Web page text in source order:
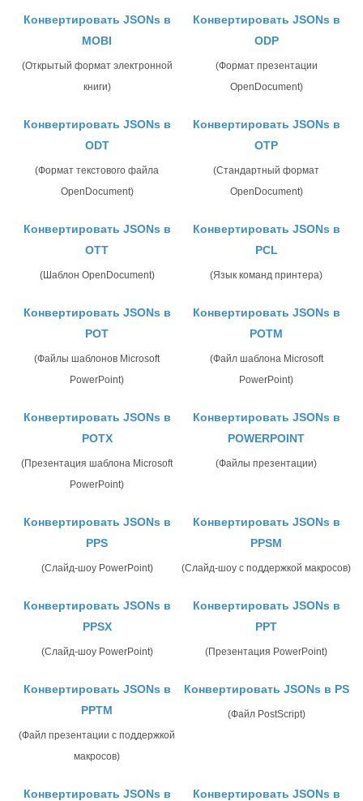
Конвертировать JSONs в
MOBI
(Открытый формат электронной
книги)
Конвертировать JSONs в
ODP
(Формат презентации
OpenDocument)
Конвертировать JSONs в
ODT
(Формат текстового файла
OpenDocument)
Конвертировать JSONs в
OTP
(Стандартный формат
OpenDocument)
Конвертировать JSONs в
OTT
(Шаблон OpenDocument)
Конвертировать JSONs в
PCL
(Язык команд принтера)
Конвертировать JSONs в
POT
(Файлы шаблонов Microsoft
PowerPoint)
Конвертировать JSONs в
POTM
(Файл шаблона Microsoft
PowerPoint)
Конвертировать JSONs в
POTX
(Презентация шаблона Microsoft
PowerPoint)
Конвертировать JSONs в
POWERPOINT
(Файлы презентации)
Конвертировать JSONs в
PPS
(Слайд-шоу PowerPoint)
Конвертировать JSONs в
PPSM
(Слайд-шоу с поддержкой макросов)
Конвертировать JSONs в
PPSX
(Слайд-шоу PowerPoint)
Конвертировать JSONs в
PPT
(Презентация PowerPoint)
Конвертировать JSONs в
PPTM
(Файл презентации с поддержкой
макросов)
Конвертировать JSONs в PS
(Файл PostScript)
Конвертировать JSONs в
Конвертировать JSONs в